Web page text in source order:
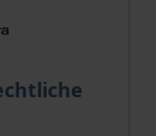
on the